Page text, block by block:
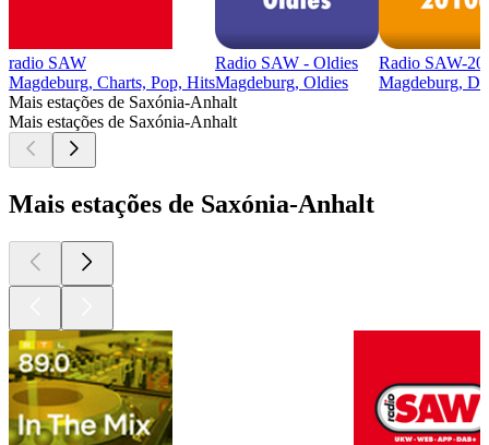
radio SAW
Magdeburg, Charts, Pop, Hits
Radio SAW - Oldies
Magdeburg, Oldies
Radio SAW-
Magdeburg,
Mais estações de Saxónia-Anhalt
Mais estações de Saxónia-Anhalt
Mais estações de Saxónia-Anhalt